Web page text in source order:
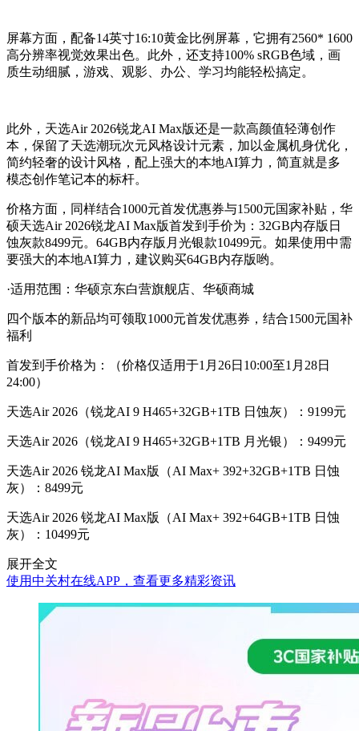
屏幕方面，配备14英寸16:10黄金比例屏幕，它拥有2560* 1600
高分辨率视觉效果出色。此外，还支持100% sRGB色域，画
质生动细腻，游戏、观影、办公、学习均能轻松搞定。
此外，天选Air 2026锐龙AI Max版还是一款高颜值轻薄创作
本，保留了天选潮玩次元风格设计元素，加以金属机身优化，
简约轻奢的设计风格，配上强大的本地AI算力，简直就是多
模态创作笔记本的标杆。
价格方面，同样结合1000元首发优惠券与1500元国家补贴，华
硕天选Air 2026锐龙AI Max版首发到手价为：32GB内存版日
蚀灰款8499元。64GB内存版月光银款10499元。如果使用中需
要强大的本地AI算力，建议购买64GB内存版哟。
·适用范围：华硕京东白营旗舰店、华硕商城
四个版本的新品均可领取1000元首发优惠券，结合1500元国补
福利
首发到手价格为：（价格仅适用于1月26日10:00至1月28日
24:00）
天选Air 2026（锐龙AI 9 H465+32GB+1TB 日蚀灰）：9199元
天选Air 2026（锐龙AI 9 H465+32GB+1TB 月光银）：9499元
天选Air 2026 锐龙AI Max版（AI Max+ 392+32GB+1TB 日蚀
灰）：8499元
天选Air 2026 锐龙AI Max版（AI Max+ 392+64GB+1TB 日蚀
灰）：10499元
展开全文
使用中关村在线APP，查看更多精彩资讯